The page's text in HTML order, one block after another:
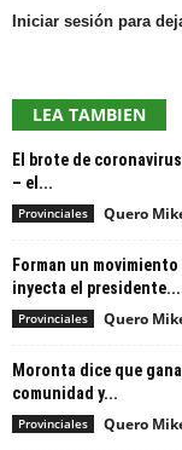
Iniciar sesión para
LEA TAMBIEN
El brote de
– el...
Provinciales Quero
Forman un
inyecta el presidente...
Provinciales Quero
Moronta dice que
comunidad y...
Provinciales Quero